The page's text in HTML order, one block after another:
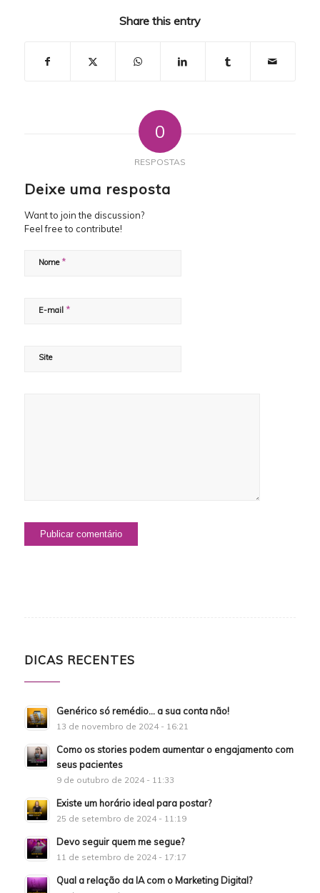
Share this entry
0
RESPOSTAS
Deixe uma resposta
Want to join the discussion?
Feel free to contribute!
Nome *
E-mail *
Site
DICAS RECENTES
Genérico só remédio… a sua conta não!
13 de novembro de 2024 - 16:21
Como os stories podem aumentar o engajamento com
seus pacientes
9 de outubro de 2024 - 11:33
Existe um horário ideal para postar?
25 de setembro de 2024 - 11:19
Devo seguir quem me segue?
11 de setembro de 2024 - 17:17
Qual a relação da IA com o Marketing Digital?